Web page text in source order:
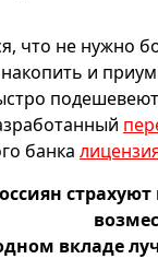
что не нужно
и
банка
вкладе